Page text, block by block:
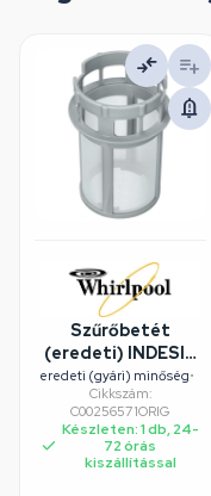
Szűrőbetét
(eredeti) INDESIT
mosogatógép
eredeti (gyári) minőség•
Cikkszám:
C00256571ORIG
Készleten: 1 db, 24-
72 órás
kiszállítással